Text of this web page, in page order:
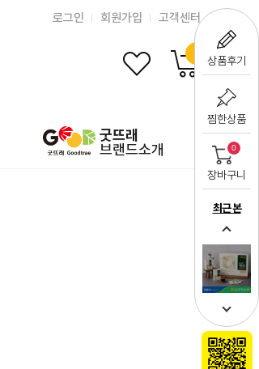
상품후기
찜한상품
0
장바구니
최근 본
로그인 회원가입 고객센터
굿뜨래
브랜드소개